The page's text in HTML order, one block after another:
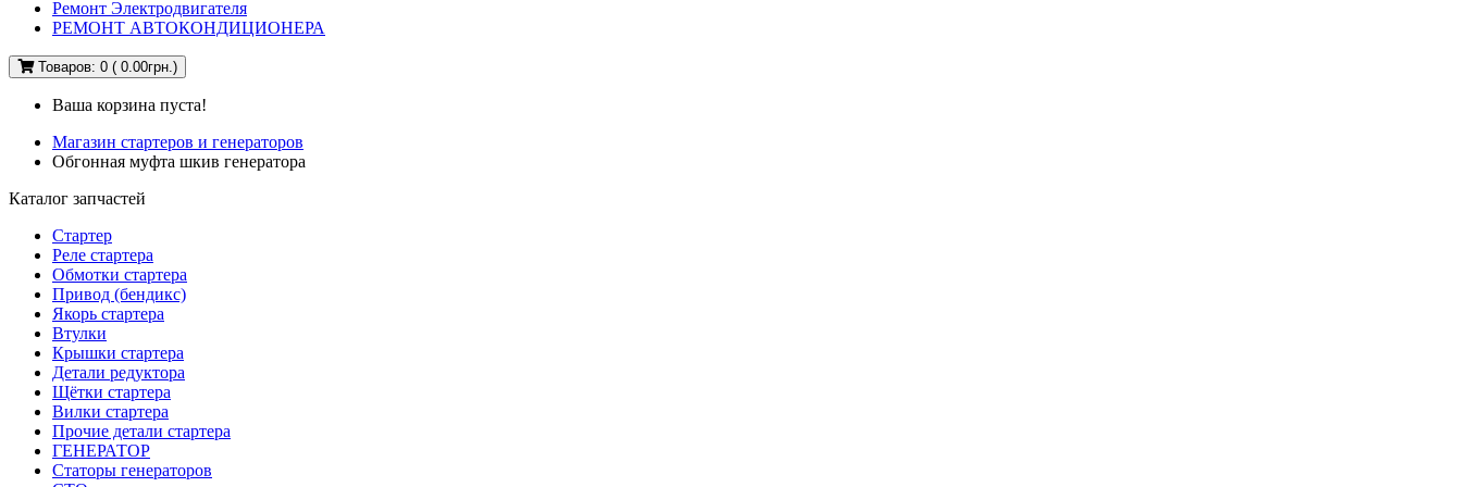
Ремонт Электродвигателя
РЕМОНТ АВТОКОНДИЦИОНЕРА
Товаров: 0 ( 0.00грн.)
Ваша корзина пуста!
Магазин стартеров и генераторов
Обгонная муфта шкив генератора
Каталог запчастей
Стартер
Реле стартера
Обмотки стартера
Привод (бендикс)
Якорь стартера
Втулки
Крышки стартера
Детали редуктора
Щётки стартера
Вилки стартера
Прочие детали стартера
ГЕНЕРАТОР
Статоры генераторов